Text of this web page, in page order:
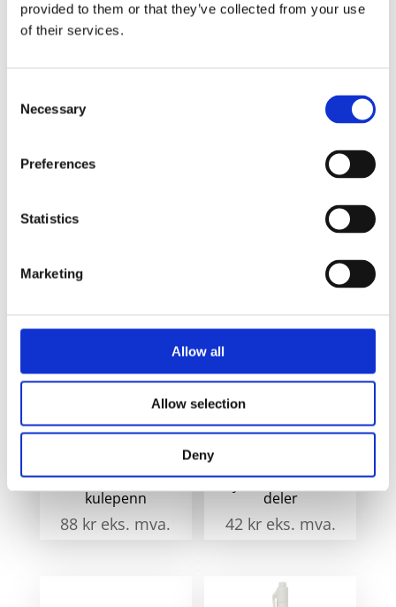
provided to them or that they’ve collected from your use
of their services.
Selection
Necessary
Preferences
Statistics
Marketing
Allow all
Allow selection
Deny
Dekorasjonpriser
På lager
Transparent
lager
Waterman refill til
kulepenn
88 kr eks. mva.
Blyantsett med 26
deler
42 kr eks. mva.